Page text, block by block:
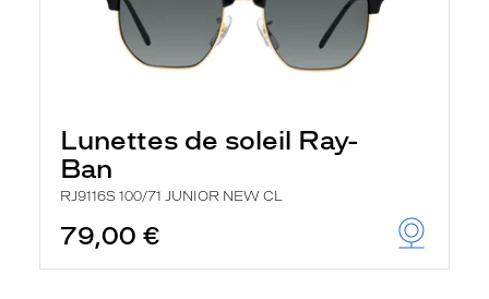
Lunettes de soleil Ray-
Ban
RJ9116S 100/71 JUNIOR NEW CL
79,00 €